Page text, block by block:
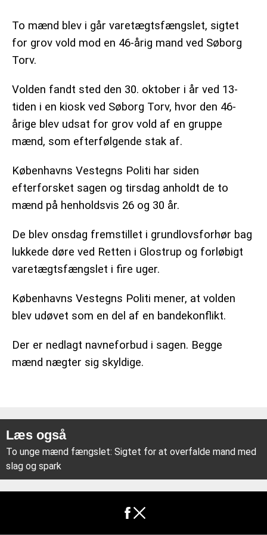
To mænd blev i går varetægtsfængslet, sigtet
for grov vold mod en 46-årig mand ved Søborg
Torv.
Volden fandt sted den 30. oktober i år ved 13-
tiden i en kiosk ved Søborg Torv, hvor den 46-
årige blev udsat for grov vold af en gruppe
mænd, som efterfølgende stak af.
Københavns Vestegns Politi har siden
efterforsket sagen og tirsdag anholdt de to
mænd på henholdsvis 26 og 30 år.
De blev onsdag fremstillet i grundlovsforhør bag
lukkede døre ved Retten i Glostrup og forløbigt
varetægtsfængslet i fire uger.
Københavns Vestegns Politi mener, at volden
blev udøvet som en del af en bandekonflikt.
Der er nedlagt navneforbud i sagen. Begge
mænd nægter sig skyldige.
Læs også
To unge mænd fængslet: Sigtet for at overfalde mand med
slag og spark